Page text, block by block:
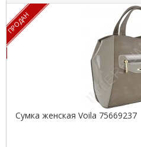
ПРОДАН
Сумка женская Voila 75669237